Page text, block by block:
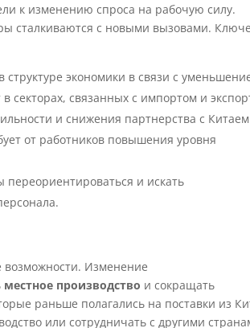
к изменению спроса на рабочую силу.
сталкиваются с новыми вызовами.
структуре экономики в связи с
секторах, связанных с импортом и
и снижения партнерства с Китаем
от работников повышения уровня
и искать
возможности. Изменение
местное производство и сокращать
раньше полагались на поставки из
или сотрудничать с другими